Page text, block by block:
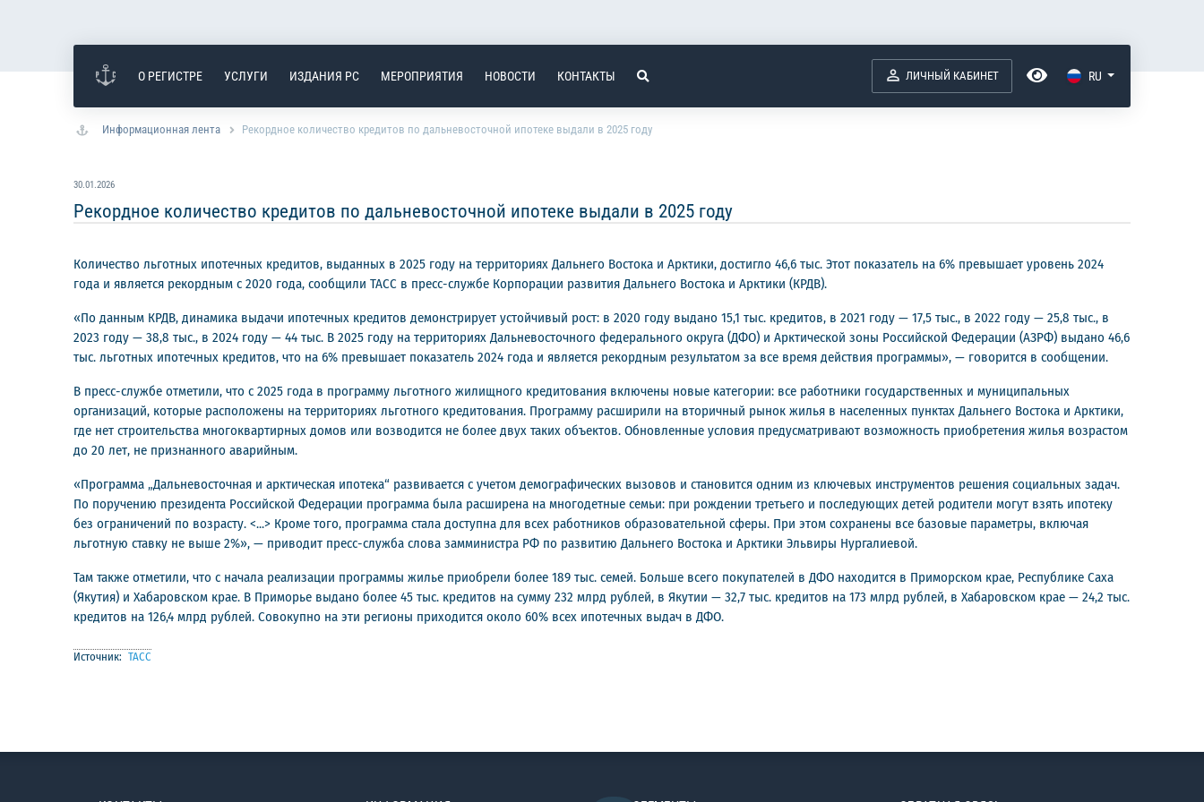
О РЕГИСТРЕ УСЛУГИ ИЗДАНИЯ РС МЕРОПРИЯТИЯ НОВОСТИ КОНТАКТЫ ЛИЧНЫЙ КАБИНЕТ RU
Информационная лента Рекордное количество кредитов по дальневосточной ипотеке выдали в 2025 году
30.01.2026
Рекордное количество кредитов по дальневосточной ипотеке выдали в 2025 году
Количество льготных ипотечных кредитов, выданных в 2025 году на территориях Дальнего Востока и Арктики, достигло 46,6 тыс. Этот показатель на 6% превышает уровень 2024
года и является рекордным с 2020 года, сообщили ТАСС в пресс-службе Корпорации развития Дальнего Востока и Арктики (КРДВ).
«По данным КРДВ, динамика выдачи ипотечных кредитов демонстрирует устойчивый рост: в 2020 году выдано 15,1 тыс. кредитов, в 2021 году — 17,5 тыс., в 2022 году — 25,8 тыс., в
2023 году — 38,8 тыс., в 2024 году — 44 тыс. В 2025 году на территориях Дальневосточного федерального округа (ДФО) и Арктической зоны Российской Федерации (АЗРФ) выдано 46,6
тыс. льготных ипотечных кредитов, что на 6% превышает показатель 2024 года и является рекордным результатом за все время действия программы», — говорится в сообщении.
В пресс-службе отметили, что с 2025 года в программу льготного жилищного кредитования включены новые категории: все работники государственных и муниципальных
организаций, которые расположены на территориях льготного кредитования. Программу расширили на вторичный рынок жилья в населенных пунктах Дальнего Востока и Арктики,
где нет строительства многоквартирных домов или возводится не более двух таких объектов. Обновленные условия предусматривают возможность приобретения жилья возрастом
до 20 лет, не признанного аварийным.
«Программа „Дальневосточная и арктическая ипотека“ развивается с учетом демографических вызовов и становится одним из ключевых инструментов решения социальных задач.
По поручению президента Российской Федерации программа была расширена на многодетные семьи: при рождении третьего и последующих детей родители могут взять ипотеку
без ограничений по возрасту. <...> Кроме того, программа стала доступна для всех работников образовательной сферы. При этом сохранены все базовые параметры, включая
льготную ставку не выше 2%», — приводит пресс-служба слова замминистра РФ по развитию Дальнего Востока и Арктики Эльвиры Нургалиевой.
Там также отметили, что с начала реализации программы жилье приобрели более 189 тыс. семей. Больше всего покупателей в ДФО находится в Приморском крае, Республике Саха
(Якутия) и Хабаровском крае. В Приморье выдано более 45 тыс. кредитов на сумму 232 млрд рублей, в Якутии — 32,7 тыс. кредитов на 173 млрд рублей, в Хабаровском крае — 24,2 тыс.
кредитов на 126,4 млрд рублей. Совокупно на эти регионы приходится около 60% всех ипотечных выдач в ДФО.
Источник: ТАСС